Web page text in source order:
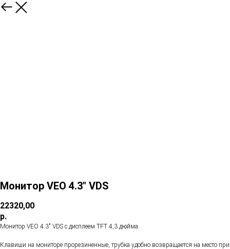
Монитор VEO 4.3" VDS
22320,00
р.
Монитор VEO 4.3" VDS с дисплеем TFT 4,3 дюйма.
Клавиши на мониторе прорезиненные, трубка удобно возвращается на место при